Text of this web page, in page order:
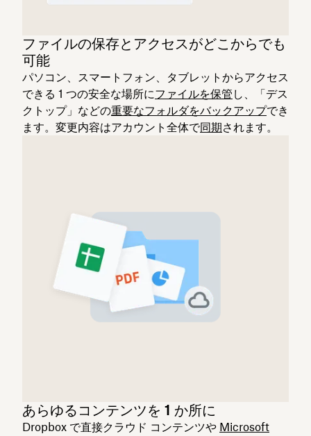
ファイルの保存とアクセスがどこからでも
可能
パソコン、スマートフォン、タブレットからアクセス
できる 1 つの安全な場所にファイルを保管 し、「デス
クトップ」などの重要なフォルダをバックアップでき
ます。変更内容はアカウント全体で同期されます。
あらゆるコンテンツを 1 か所に
Dropbox で直接クラウド コンテンツや Microsoft